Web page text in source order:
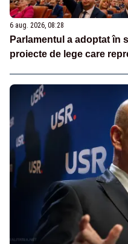
6 aug. 2026, 08:28
Parlamentul a adoptat în
proiecte de lege care